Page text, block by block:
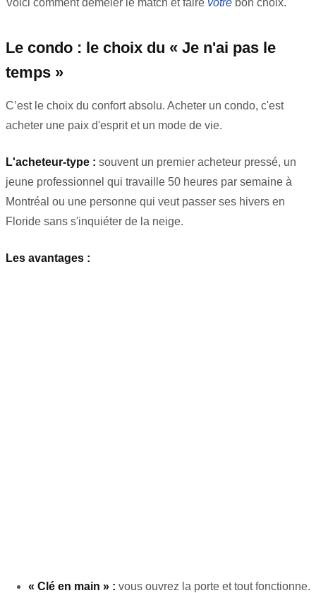
Le condo : le choix du « Je n'ai pas le
temps »
C’est le choix du confort absolu. Acheter un condo, c'est
acheter une paix d'esprit et un mode de vie.
L'acheteur-type : souvent un premier acheteur pressé, un
jeune professionnel qui travaille 50 heures par semaine à
Montréal ou une personne qui veut passer ses hivers en
Floride sans s'inquiéter de la neige.
Les avantages :
« Clé en main » : vous ouvrez la porte et tout fonctionne.